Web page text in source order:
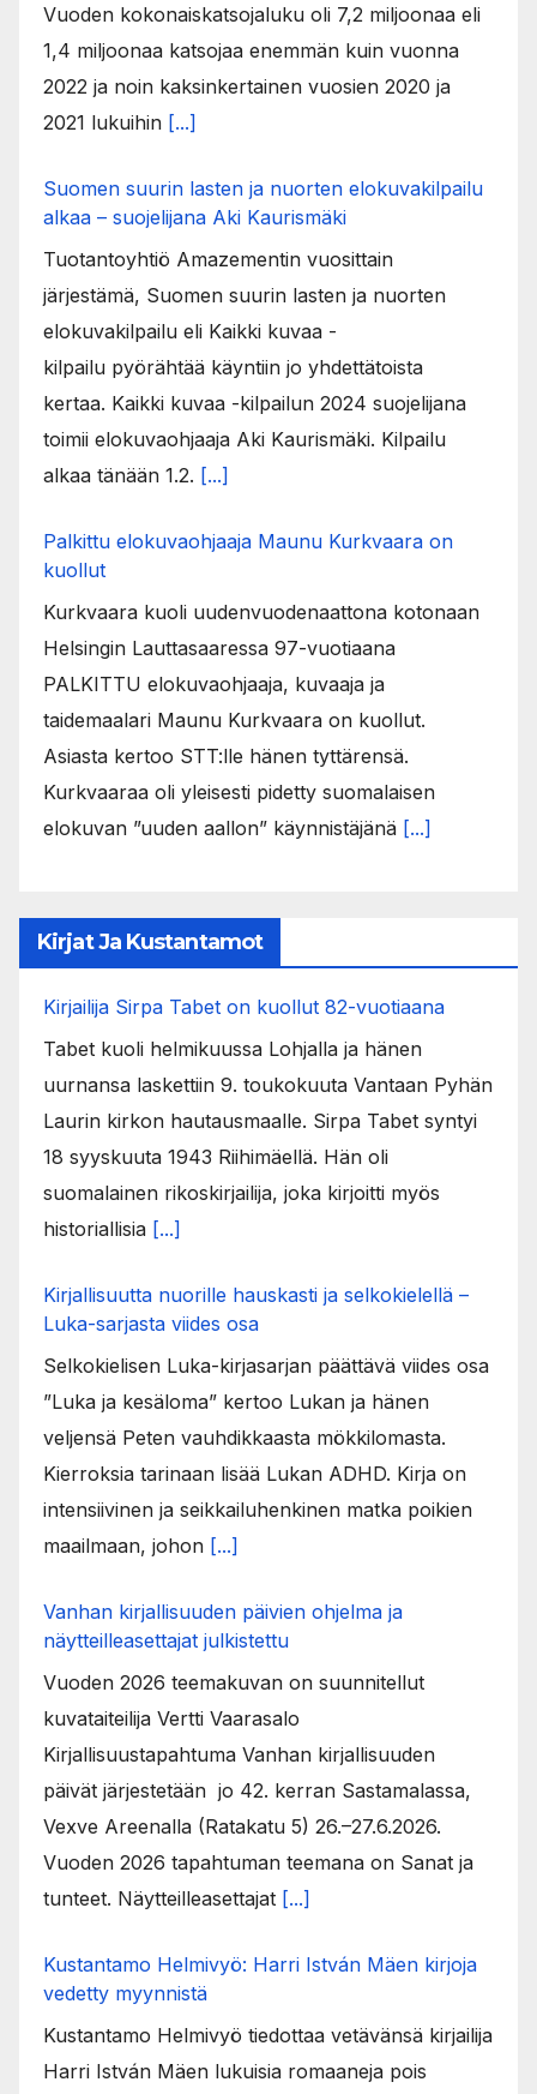
Vuoden kokonaiskatsojaluku oli 7,2 miljoonaa eli
1,4 miljoonaa katsojaa enemmän kuin vuonna
2022 ja noin kaksinkertainen vuosien 2020 ja
2021 lukuihin [...]
Suomen suurin lasten ja nuorten elokuvakilpailu
alkaa – suojelijana Aki Kaurismäki
Tuotantoyhtiö Amazementin vuosittain
järjestämä, Suomen suurin lasten ja nuorten
elokuvakilpailu eli Kaikki kuvaa -
kilpailu pyörähtää käyntiin jo yhdettätoista
kertaa. Kaikki kuvaa -kilpailun 2024 suojelijana
toimii elokuvaohjaaja Aki Kaurismäki. Kilpailu
alkaa tänään 1.2. [...]
Palkittu elokuvaohjaaja Maunu Kurkvaara on
kuollut
Kurkvaara kuoli uudenvuodenaattona kotonaan
Helsingin Lauttasaaressa 97-vuotiaana
PALKITTU elokuvaohjaaja, kuvaaja ja
taidemaalari Maunu Kurkvaara on kuollut.
Asiasta kertoo STT:lle hänen tyttärensä.
Kurkvaaraa oli yleisesti pidetty suomalaisen
elokuvan ”uuden aallon” käynnistäjänä [...]
Kirjat Ja Kustantamot
Kirjailija Sirpa Tabet on kuollut 82-vuotiaana
Tabet kuoli helmikuussa Lohjalla ja hänen
uurnansa laskettiin 9. toukokuuta Vantaan Pyhän
Laurin kirkon hautausmaalle. Sirpa Tabet syntyi
18 syyskuuta 1943 Riihimäellä. Hän oli
suomalainen rikoskirjailija, joka kirjoitti myös
historiallisia [...]
Kirjallisuutta nuorille hauskasti ja selkokielellä –
Luka-sarjasta viides osa
Selkokielisen Luka-kirjasarjan päättävä viides osa
”Luka ja kesäloma” kertoo Lukan ja hänen
veljensä Peten vauhdikkaasta mökkilomasta.
Kierroksia tarinaan lisää Lukan ADHD. Kirja on
intensiivinen ja seikkailuhenkinen matka poikien
maailmaan, johon [...]
Vanhan kirjallisuuden päivien ohjelma ja
näytteilleasettajat julkistettu
Vuoden 2026 teemakuvan on suunnitellut
kuvataiteilija Vertti Vaarasalo
Kirjallisuustapahtuma Vanhan kirjallisuuden
päivät järjestetään jo 42. kerran Sastamalassa,
Vexve Areenalla (Ratakatu 5) 26.–27.6.2026.
Vuoden 2026 tapahtuman teemana on Sanat ja
tunteet. Näytteilleasettajat [...]
Kustantamo Helmivyö: Harri István Mäen kirjoja
vedetty myynnistä
Kustantamo Helmivyö tiedottaa vetävänsä kirjailija
Harri István Mäen lukuisia romaaneja pois